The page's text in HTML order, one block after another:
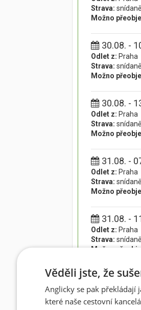
Strava: snídaně
Možno
30.08. -
Odlet z: Praha
Strava: snídaně
Možno
30.08. -
Odlet z: Praha
Strava: snídaně
Možno
31.08. -
Odlet z: Praha
Strava: snídaně
Možno
31.08. -
Odlet z: Praha
Strava: snídaně
Možno
31.08. -
Odlet z:Praha
Strava: snídaně
Možno
Věděli jste, že
Anglicky se pak překládají
které naše cestovní